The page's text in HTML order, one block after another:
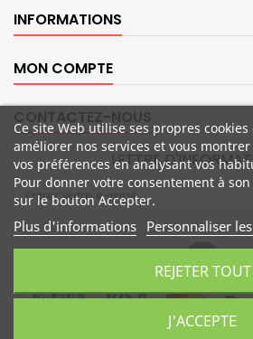
INFORMATIONS
MON COMPTE
CONTACTEZ-NOUS
LETTRE
Ce site Web utilise ses propres
améliorer nos services et vous
vos préférences en analysant vos
Pour donner votre consentement à
sur le bouton Accepter.
Plus d'informations Personnaliser
REJETER TOUT
J'ACCEPTE